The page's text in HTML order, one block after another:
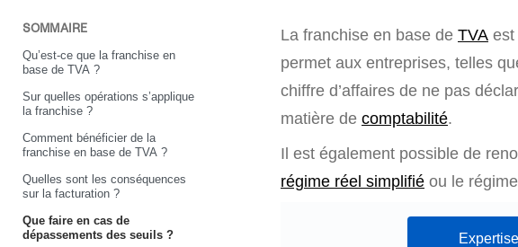
SOMMAIRE
Qu’est-ce que la franchise en
base de TVA ?
Sur quelles opérations s’applique
la franchise ?
Comment bénéficier de la
franchise en base de TVA ?
Quelles sont les conséquences
sur la facturation ?
Que faire en cas de
dépassements des seuils ?
La franchise en base de TVA est
permet aux entreprises, telles
chiffre d’affaires de ne pas
matière de comptabilité.
Il est également possible de
régime réel simplifié ou le